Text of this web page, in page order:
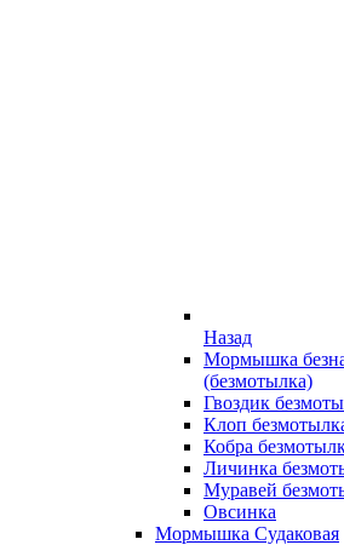
Назад
Мормышка
(безмотылка)
Гвоздик
Клоп
Кобра
Личинка
Муравей
Овсинка
Мормышка Судаковая